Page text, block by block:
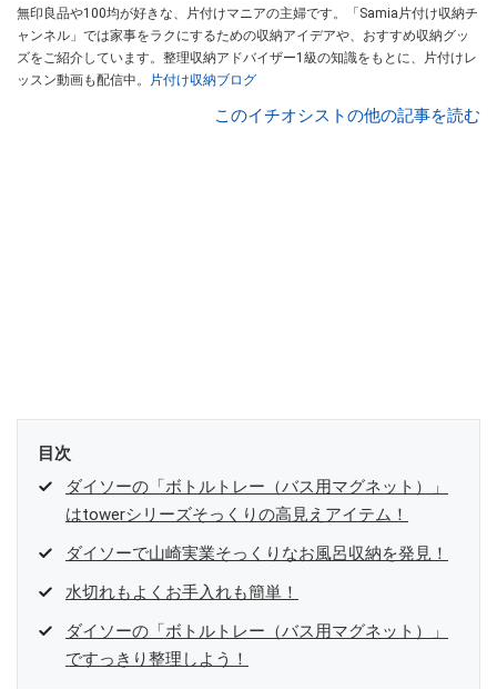
無印良品や100均が好きな、片付けマニアの主婦です。「Samia片付け収納チ
ャンネル」では家事をラクにするための収納アイデアや、おすすめ収納グッ
ズをご紹介しています。整理収納アドバイザー1級の知識をもとに、片付けレ
ッスン動画も配信中。
片付け収納ブログ
このイチオシストの他の記事を読む
目次
ダイソーの「ボトルトレー（バス用マグネット）」
はtowerシリーズそっくりの高見えアイテム！
ダイソーで山崎実業そっくりなお風呂収納を発見！
水切れもよくお手入れも簡単！
ダイソーの「ボトルトレー（バス用マグネット）」
ですっきり整理しよう！